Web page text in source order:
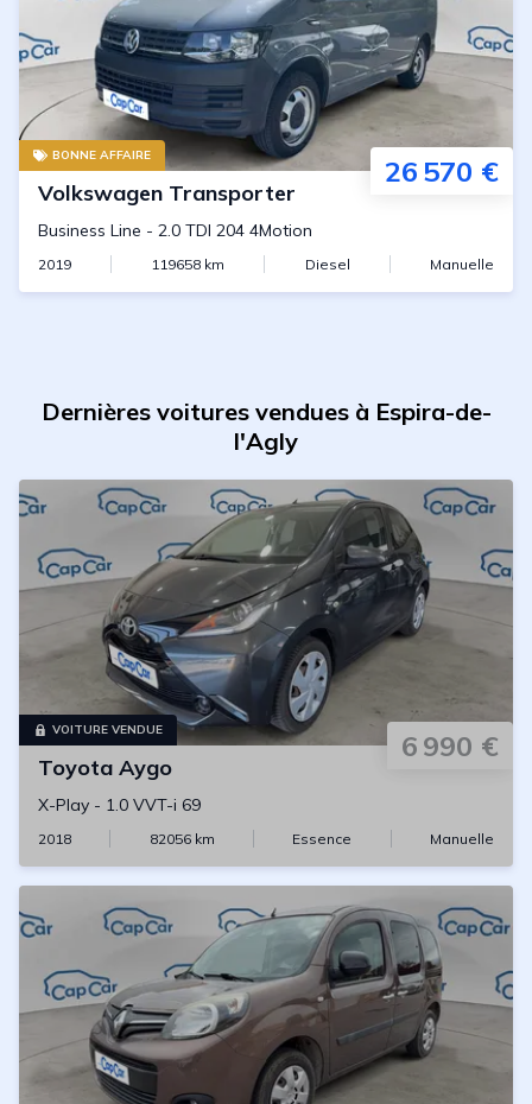
BONNE AFFAIRE 26 570 €
Volkswagen Transporter
Business Line - 2.0 TDI 204 4Motion
2019 119658 km Diesel Manuelle
Dernières voitures vendues à Espira-de-
l'Agly
VOITURE VENDUE 6 990 €
Toyota Aygo
X-Play - 1.0 VVT-i 69
2018 82056km Essence Manuelle